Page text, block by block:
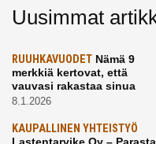
Uusimmat
RUUHKAVUODET Nämä 9
merkkiä kertovat, että
vauvasi rakastaa sinua
8.1.2026
KAUPALLINEN YHTEISTYÖ